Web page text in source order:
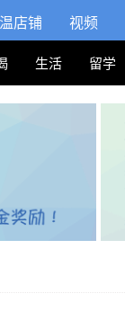
店铺 视频
生活 留学